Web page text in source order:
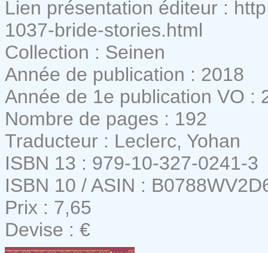
Lien présentation éditeur :
1037-bride-stories.html
Collection : Seinen
Année de publication : 2018
Année de 1e publication VO :
Nombre de pages : 192
Traducteur : Leclerc, Yohan
ISBN 13 : 979-10-327-0241-3
ISBN 10 / ASIN :
Prix : 7,65
Devise : €